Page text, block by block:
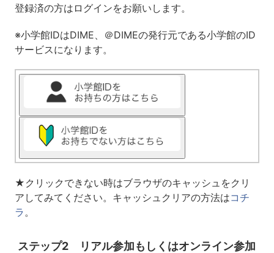
登録済の方はログインをお願いします。
※小学館IDはDIME、＠DIMEの発行元である小学館のID
サービスになります。
★クリックできない時はブラウザのキャッシュをクリ
アしてみてください。キャッシュクリアの方法はコチ
ラ 。
ステップ2 リアル参加もしくはオンライン参加